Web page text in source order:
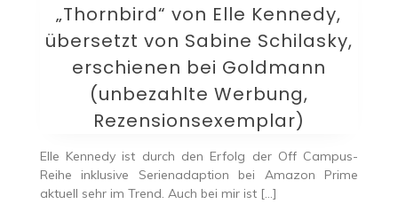
„Thornbird“ von Elle Kennedy,
übersetzt von Sabine Schilasky,
erschienen bei Goldmann
(unbezahlte Werbung,
Rezensionsexemplar)
Elle Kennedy ist durch den Erfolg der Off Campus-
Reihe inklusive Serienadaption bei Amazon Prime
aktuell sehr im Trend. Auch bei mir ist […]